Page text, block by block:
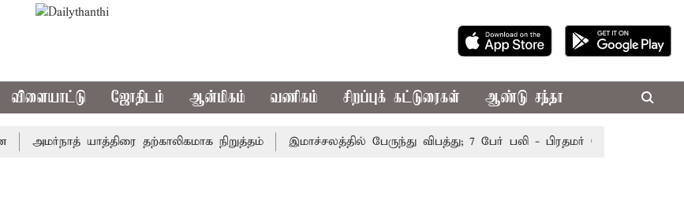
விளையாட்டு ஜோதிடம் ஆன்மிகம் வணிகம் சிறப்புக் கட்டுரைகள் ஆண்டு சந்தா
அமர்நாத் யாத்திரை தற்காலிகமாக நிறுத்தம் இமாச்சலத்தில் பேருந்து விபத்து; 7 பேர் பலி - பிரதமர் மோடி இரங்கல்